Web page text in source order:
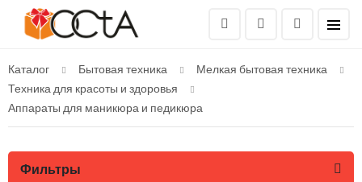
Каталог Бытовая техника
Мелкая бытовая техника
Техника для красоты и здоровья
Аппараты для маникюра и педикюра
Фильтры